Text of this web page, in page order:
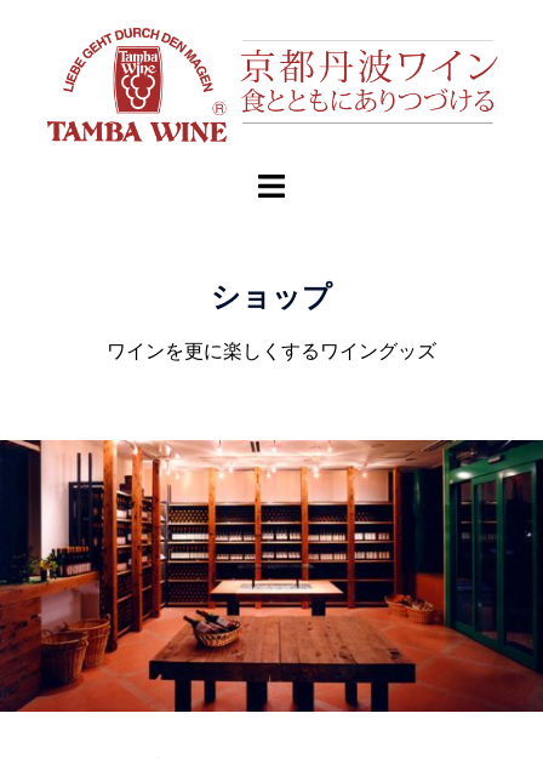
ショップ
ワインを更に楽しくするワイングッズ